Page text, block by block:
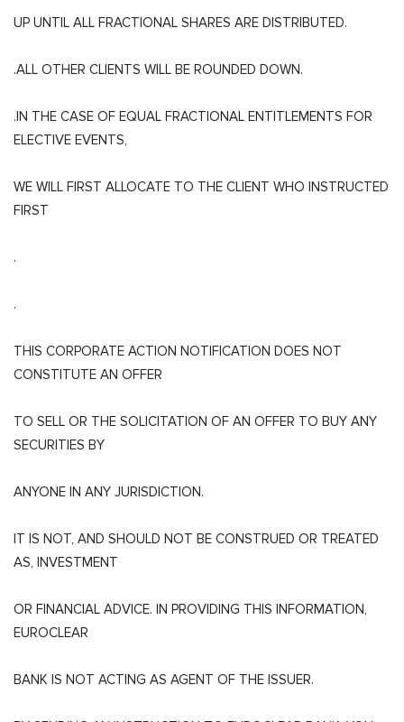
UP UNTIL ALL FRACTIONAL SHARES ARE DISTRIBUTED.
.ALL OTHER CLIENTS WILL BE ROUNDED DOWN.
.IN THE CASE OF EQUAL FRACTIONAL ENTITLEMENTS FOR
ELECTIVE EVENTS,
WE WILL FIRST ALLOCATE TO THE CLIENT WHO INSTRUCTED
FIRST
.
.
THIS CORPORATE ACTION NOTIFICATION DOES NOT
CONSTITUTE AN OFFER
TO SELL OR THE SOLICITATION OF AN OFFER TO BUY ANY
SECURITIES BY
ANYONE IN ANY JURISDICTION.
IT IS NOT, AND SHOULD NOT BE CONSTRUED OR TREATED
AS, INVESTMENT
OR FINANCIAL ADVICE. IN PROVIDING THIS INFORMATION,
EUROCLEAR
BANK IS NOT ACTING AS AGENT OF THE ISSUER.